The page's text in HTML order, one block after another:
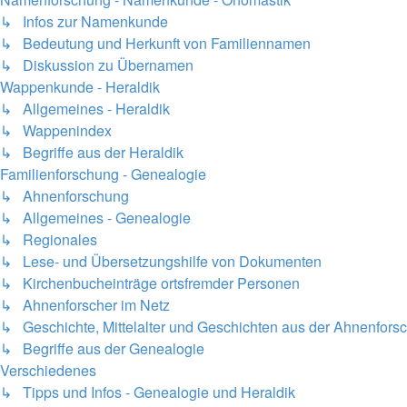
↳ Infos zur Namenkunde
↳ Bedeutung und Herkunft von Familiennamen
↳ Diskussion zu Übernamen
Wappenkunde - Heraldik
↳ Allgemeines - Heraldik
↳ Wappenindex
↳ Begriffe aus der Heraldik
Familienforschung - Genealogie
↳ Ahnenforschung
↳ Allgemeines - Genealogie
↳ Regionales
↳ Lese- und Übersetzungshilfe von Dokumenten
↳ Kirchenbucheinträge ortsfremder Personen
↳ Ahnenforscher im Netz
↳ Geschichte, Mittelalter und Geschichten aus der
↳ Begriffe aus der Genealogie
Verschiedenes
↳ Tipps und Infos - Genealogie und Heraldik